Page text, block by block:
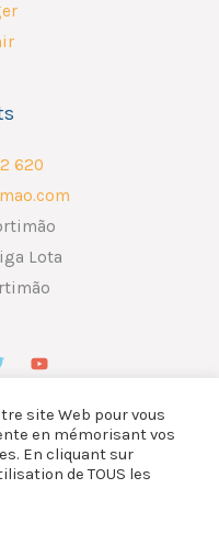
620
Lota
Turismo de Portimão.
site Web pour vous
en mémorisant vos
En cliquant sur
de TOUS les